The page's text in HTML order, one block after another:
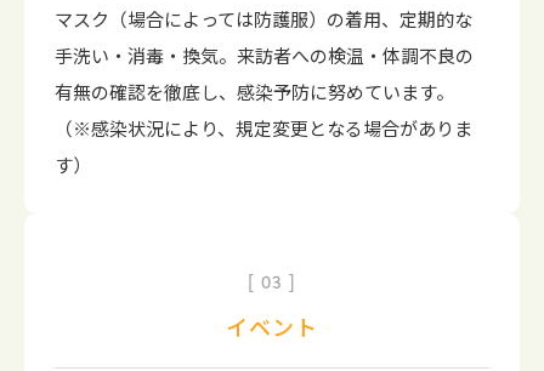
マスク（場合によっては防護服）の着用、定期的な
手洗い・消毒・換気。来訪者への検温・体調不良の
有無の確認を徹底し、感染予防に努めています。
（※感染状況により、規定変更となる場合がありま
す）
03
イベント